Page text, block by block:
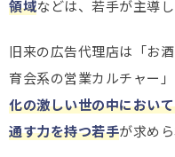
領域などは、若手が主導
旧来の広告代理店は「お
育会系の営業カルチャー
化の激しい世の中におい
通す力を持つ若手が求めら